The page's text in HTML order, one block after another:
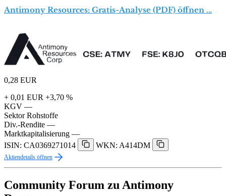
Antimony Resources: Gratis-Analyse (PDF) öffnen …
0,28 EUR
+ 0,01 EUR +3,70 %
KGV —
Sektor Rohstoffe
Div.-Rendite —
Marktkapitalisierung —
ISIN: CA0369271014
WKN: A414DM
Aktiendetails öffnen
Community Forum zu Antimony